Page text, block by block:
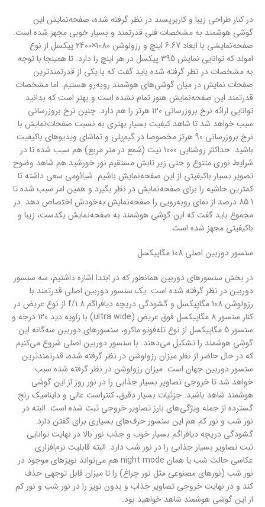
در کنار طراحی زیبا و کاربر‌پسند در نظر گرفته شده، صفحه‌نمایش این
گوشی هوشمند به مشخصات فنی قدرتمند و بسیار خوبی مجهز شده است.
صفحه‌نمایشی با ابعاد 6.67 اینچ و رزولوشن 1080×2400 پیکسل از نوع
امولد که توانایی نمایش 395 پیکسل در هر اینچ را دارد. تا همینجا با توجه
به مشخصات در نظر گرفته شده باید گفت که با یکی از قدرتمند‌ترین
صفحات نمایش در میان گوشی‌های هوشمند رو‌به‌رو هستیم. اما مشخصات
قدرتمند این صفحه‌نمایش هنوز تمام نشده است و بهتر است که بدانید
توانایی ارائه نرخ بروزرسانی 120 هرتز را هم دارد. چنین نرخ بروزرسانی
سبب خواهد شد تا شاهد کیفیت بسیار بهتری به نسبت‌ صفحات‌نمایش با
نرخ بروزرسانی 90 هرتز مخصوصا در گیم‌پلی و تماشای ویدیو‌های با‌کیفیت
باشید. حداکثر روشنایی 1000 نیت (شمع در متر مربع) هم سبب شده تا در
شرایط نوری متنوع و حتی زیر تابش مستقیم نور خورشید هم شاهد وضوح
تصویر بسیار با‌کیفیتی از این صفحه‌نمایش باشیم. شیائومی سعی داشته تا
کمترین حاشیه را برای صفحه‌نمایش در نظر بگیرد و همین امر سبب شده تا
85.1 درصد از نمای رو‌به‌رویی را صفحه‌نمایش به‌‌خودش اختصاص دهد. در
مجموع باید گفت که این گوشی هوشمند به صفحه‌نمایش یکدست، زیبا و
با‌کیفیتی مجهز شده است.
سنسور دوربین اصلی 108 مگاپیکسل
در بخش سنسور‌های دوربین همانطور که در ابتدا اشاره داشتیم، سه سنسور
دوربین در نظر گرفته شده است. یک سنسور دوربین اصلی قدرتمند با
رزولوشن 108 مگاپیکسل و گشودگی دریچه دیافراگم f/1.8 از نوع عریض در
کنار سنسور 8 مگاپیکسل فوق عریض (ultra wide) با زاویه دید 120 درجه و
سنسور 5 مگاپیکسل از نوع تله‌فوتو ماکرو، سنسور‌های دوربین سه‌گانه این
گوشی هوشمند را تشکیل می‌دهند. با سنسور دوربین اصلی شروع می‌کنیم
که در حال حاضر از نظر میزان رزولوشن در نظر گرفته شده، قدرتمند‌ترین
سنسور دوربین جهان است. میزان رزولوشن در نظر گرفته شده سبب
خواهد شد تا خروجی تصاویر بسیار جذابی را در نور روز از این گوشی
هوشمند شاهد باشید. جزئیات بسیار دقیق، کنتراست عالی و داینامیک رنج
گسترده از جمله ویژگی‌های بارز تصاویر خروجی ثبت شده است. البته در
نور شب و نور کم هم این سنسور حرف‌های بسیاری برای گفتن دارد.
گشودگی دریچه دیافراگم بسیار خوب و جذب نور بالا در نهایت توانایی
ثبت تصاویر بسیار جذابی را در نور شب دارد. البته قابلیت نرم‌افزاری
عکاسی حالت شب یا همان night mode هم می‌تواند نویز‌های موجود در
نور شب (نور‌های مصنوعی مثل نور چراغ) را تا میزان قابل توجهی حذف
کند و در نهایت خروجی تصاویر جذاب و بدون نویز را در نور شب و نور کم
از این گوشی هوشمند شاهد خواهید بود.